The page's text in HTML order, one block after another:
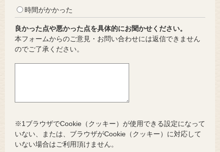
時間がかかった
良かった点や悪かった点を具体的にお聞かせください。
本フォームからのご意見・お問い合わせには返信できません
のでご了承ください。
※1ブラウザでCookie（クッキー）が使用できる設定になって
いない、または、ブラウザがCookie（クッキー）に対応して
いない場合はご利用頂けません。